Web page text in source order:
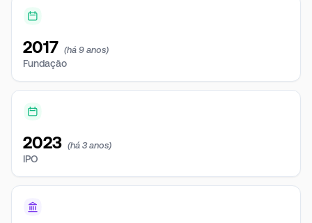
2017 (há 9 anos)
Fundação
2023 (há 3 anos)
IPO